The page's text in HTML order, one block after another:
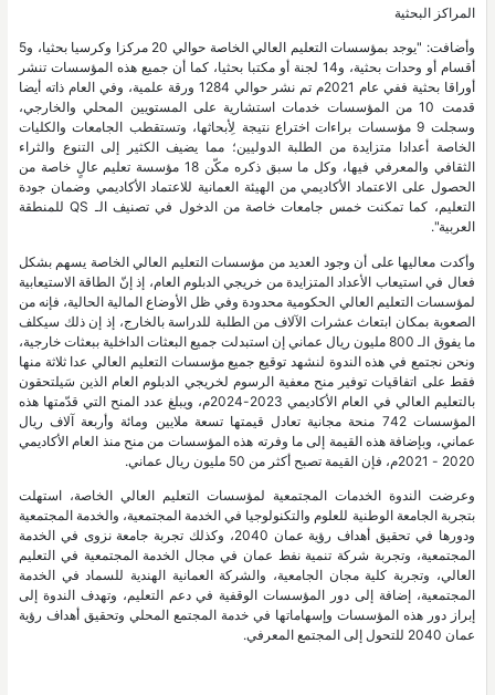
المراكز البحثية
وأضافت: "يوجد بمؤسسات التعليم العالي الخاصة حوالي 20 مركزا وكرسيا بحثيا، و5
أقسام أو وحدات بحثية، و14 لجنة أو مكتبا بحثيا، كما أن جميع هذه المؤسسات تنشر
أوراقا بحثية ففي عام 2021م تم نشر حوالي 1284 ورقة علمية، وفي العام ذاته أيضا
قدمت 10 من المؤسسات خدمات استشارية على المستويين المحلي والخارجي،
وسجلت 9 مؤسسات براءات اختراع نتيجة لِأبحاثها، وتستقطب الجامعات والكليات
الخاصة أعدادا متزايدة من الطلبة الدوليين؛ مما يضيف الكثير إلى التنوع والثراء
الثقافي والمعرفي فيها، وكل ما سبق ذكره مكّن 18 مؤسسة تعليم عالٍ خاصة من
الحصول على الاعتماد الأكاديمي من الهيئة العمانية للاعتماد الأكاديمي وضمان جودة
التعليم، كما تمكنت خمس جامعات خاصة من الدخول في تصنيف الـ QS للمنطقة
العربية".
وأكدت معاليها على أن وجود العديد من مؤسسات التعليم العالي الخاصة يسهم بشكل
فعال في استيعاب الأعداد المتزايدة من خريجي الدبلوم العام، إذ إنّ الطاقة الاستيعابية
لمؤسسات التعليم العالي الحكومية محدودة وفي ظل الأوضاع المالية الحالية، فإنه من
الصعوبة بمكان ابتعاث عشرات الآلاف من الطلبة للدراسة بالخارج، إذ إن ذلك سيكلف
ما يفوق الـ 800 مليون ريال عماني إن استبدلت جميع البعثات الداخلية ببعثات خارجية،
ونحن نجتمع في هذه الندوة لنشهد توقيع جميع مؤسسات التعليم العالي عدا ثلاثة منها
فقط على اتفاقيات توفير منح معفية الرسوم لخريجي الدبلوم العام الذين سَيلتحقون
بالتعليم العالي في العام الأكاديمي 2023-2024م، ويبلغ عدد المنح التي قدّمتها هذه
المؤسسات 742 منحة مجانية تعادل قيمتها تسعة ملايين ومائة وأربعة آلاف ريال
عماني، وبإضافة هذه القيمة إلى ما وفرته هذه المؤسسات من منح منذ العام الأكاديمي
2020 - 2021م، فإن القيمة تصبح أكثر من 50 مليون ريال عماني.
وعرضت الندوة الخدمات المجتمعية لمؤسسات التعليم العالي الخاصة، استهلت
بتجربة الجامعة الوطنية للعلوم والتكنولوجيا في الخدمة المجتمعية، والخدمة المجتمعية
ودورها في تحقيق أهداف رؤية عمان 2040، وكذلك تجربة جامعة نزوى في الخدمة
المجتمعية، وتجربة شركة تنمية نفط عمان في مجال الخدمة المجتمعية في التعليم
العالي، وتجربة كلية مجان الجامعية، والشركة العمانية الهندية للسماد في الخدمة
المجتمعية، إضافة إلى دور المؤسسات الوقفية في دعم التعليم، وتهدف الندوة إلى
إبراز دور هذه المؤسسات وإسهاماتها في خدمة المجتمع المحلي وتحقيق أهداف رؤية
عمان 2040 للتحول إلى المجتمع المعرفي.